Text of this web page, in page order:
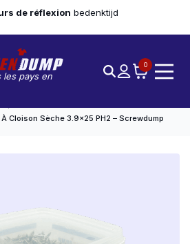
de réflexion bedenktijd
les pays en
0
Cloison Sèche 3.9×25 PH2 – Screwdump